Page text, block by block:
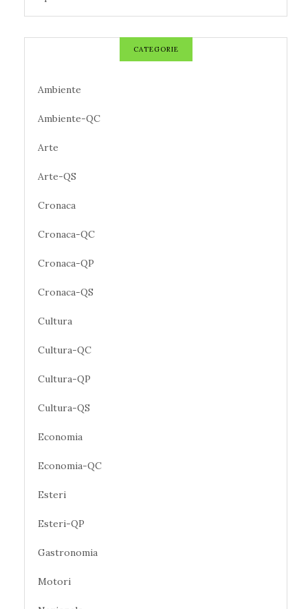
CATEGORIE
Ambiente
Ambiente-QC
Arte
Arte-QS
Cronaca
Cronaca-QC
Cronaca-QP
Cronaca-QS
Cultura
Cultura-QC
Cultura-QP
Cultura-QS
Economia
Economia-QC
Esteri
Esteri-QP
Gastronomia
Motori